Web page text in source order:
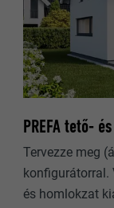
PREFA tető-
Tervezze meg
konfigurátorral.
és homlokzat